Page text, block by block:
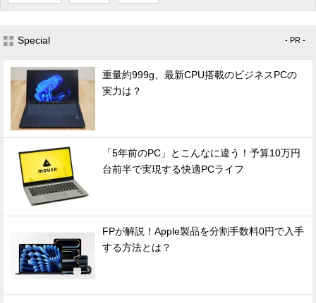
Special - PR -
重量約999g、最新CPU搭載のビジネスPCの
実力は？
「5年前のPC」とこんなに違う！予算10万円
台前半で実現する快適PCライフ
FPが解説！Apple製品を分割手数料0円で入手
する方法とは？